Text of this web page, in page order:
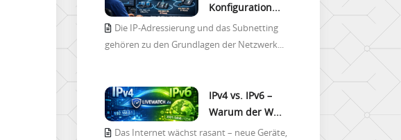
Konfiguration...
Die IP-Adressierung und das Subnetting
gehören zu den Grundlagen der Netzwerk...
IPv4 vs. IPv6 –
Warum der W...
Das Internet wächst rasant – neue Geräte,